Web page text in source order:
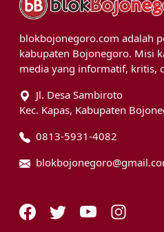
blokbojonegoro.com adalah
kabupaten Bojonegoro. Misi
media yang informatif, kritis,
Jl. Desa Sambiroto
Kec. Kapas, Kabupaten
0813-5931-4082